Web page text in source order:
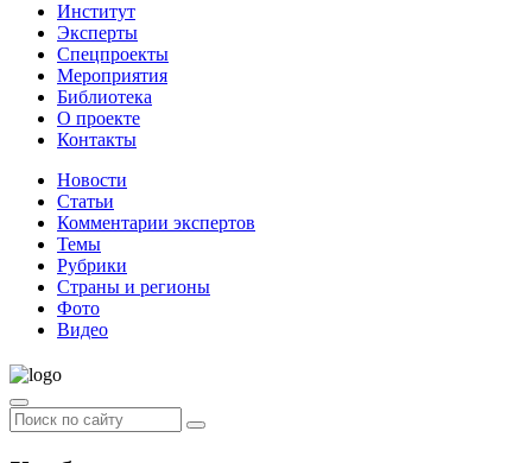
Институт
Эксперты
Спецпроекты
Мероприятия
Библиотека
О проекте
Контакты
Новости
Статьи
Комментарии экспертов
Темы
Рубрики
Страны и регионы
Фото
Видео